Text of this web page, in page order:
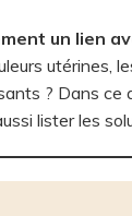
un lien
utérines,
? Dans ce
lister les